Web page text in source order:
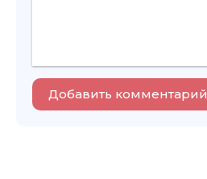
Добавить комментарий